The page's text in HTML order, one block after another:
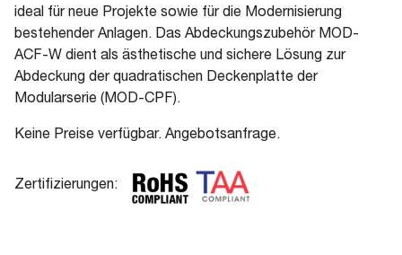
ideal für neue Projekte sowie für die Modernisierung
bestehender Anlagen. Das Abdeckungszubehör MOD-
ACF-W dient als ästhetische und sichere Lösung zur
Abdeckung der quadratischen Deckenplatte der
Modularserie (MOD-CPF).
Keine Preise verfügbar. Angebotsanfrage.
Zertifizierungen: